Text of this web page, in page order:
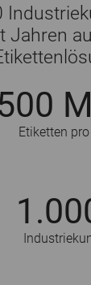
Jahren
Etiketten